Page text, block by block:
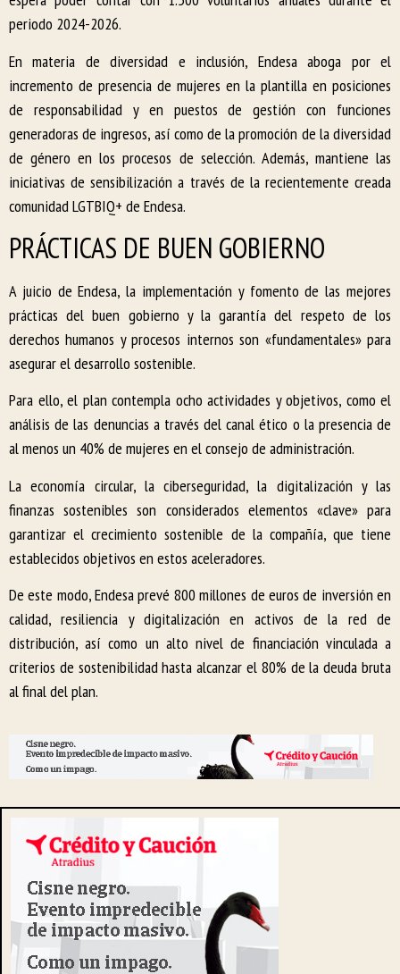
periodo 2024-2026.
En materia de diversidad e inclusión, Endesa aboga por el
incremento de presencia de mujeres en la plantilla en posiciones
de responsabilidad y en puestos de gestión con funciones
generadoras de ingresos, así como de la promoción de la diversidad
de género en los procesos de selección. Además, mantiene las
iniciativas de sensibilización a través de la recientemente creada
comunidad LGTBIQ+ de Endesa.
PRÁCTICAS DE BUEN GOBIERNO
A juicio de Endesa, la implementación y fomento de las mejores
prácticas del buen gobierno y la garantía del respeto de los
derechos humanos y procesos internos son «fundamentales» para
asegurar el desarrollo sostenible.
Para ello, el plan contempla ocho actividades y objetivos, como el
análisis de las denuncias a través del canal ético o la presencia de
al menos un 40% de mujeres en el consejo de administración.
La economía circular, la ciberseguridad, la digitalización y las
finanzas sostenibles son considerados elementos «clave» para
garantizar el crecimiento sostenible de la compañía, que tiene
establecidos objetivos en estos aceleradores.
De este modo, Endesa prevé 800 millones de euros de inversión en
calidad, resiliencia y digitalización en activos de la red de
distribución, así como un alto nivel de financiación vinculada a
criterios de sostenibilidad hasta alcanzar el 80% de la deuda bruta
al final del plan.